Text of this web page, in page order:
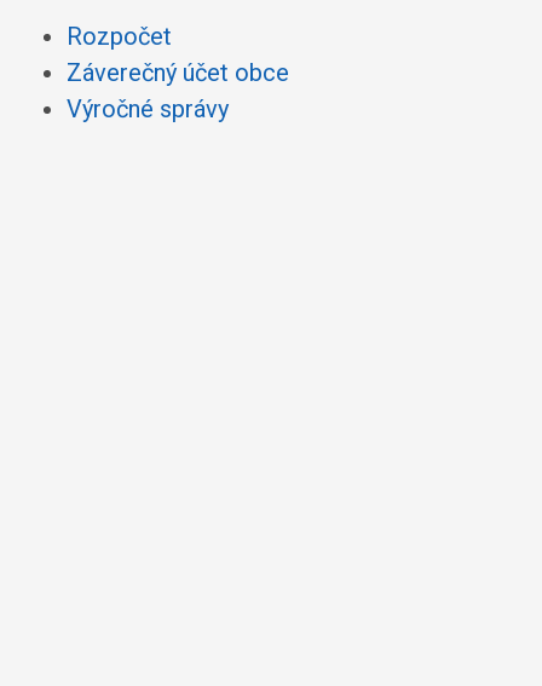
Rozpočet
Záverečný účet obce
Výročné správy